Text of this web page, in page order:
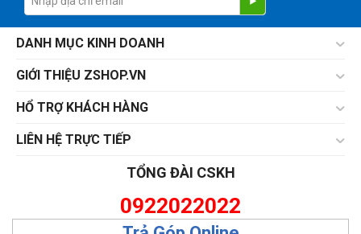
DANH MỤC KINH DOANH
GIỚI THIỆU ZSHOP.VN
HỔ TRỢ KHÁCH HÀNG
LIÊN HỆ TRỰC TIẾP
TỔNG ĐÀI CSKH
0922022022